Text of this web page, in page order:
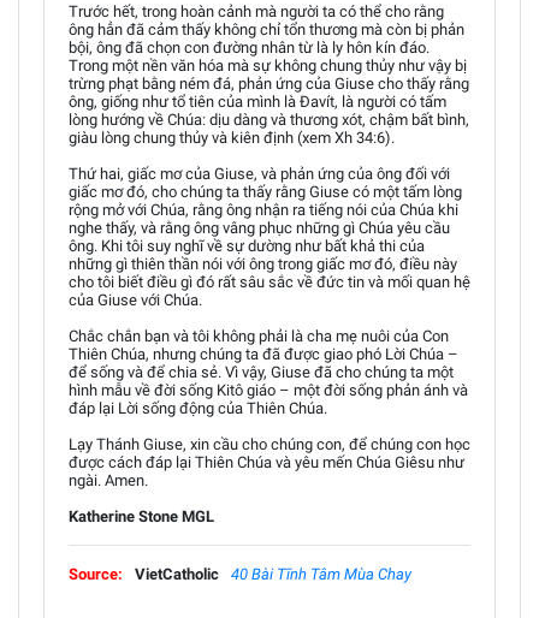
Trước hết, trong hoàn cảnh mà người ta có thể cho rằng
ông hẳn đã cảm thấy không chỉ tổn thương mà còn bị phản
bội, ông đã chọn con đường nhân từ là ly hôn kín đáo.
Trong một nền văn hóa mà sự không chung thủy như vậy bị
trừng phạt bằng ném đá, phản ứng của Giuse cho thấy rằng
ông, giống như tổ tiên của mình là Đavít, là người có tấm
lòng hướng về Chúa: dịu dàng và thương xót, chậm bất bình,
giàu lòng chung thủy và kiên định (xem Xh 34:6).
Thứ hai, giấc mơ của Giuse, và phản ứng của ông đối với
giấc mơ đó, cho chúng ta thấy rằng Giuse có một tấm lòng
rộng mở với Chúa, rằng ông nhận ra tiếng nói của Chúa khi
nghe thấy, và rằng ông vâng phục những gì Chúa yêu cầu
ông. Khi tôi suy nghĩ về sự dường như bất khả thi của
những gì thiên thần nói với ông trong giấc mơ đó, điều này
cho tôi biết điều gì đó rất sâu sắc về đức tin và mối quan hệ
của Giuse với Chúa.
Chắc chắn bạn và tôi không phải là cha mẹ nuôi của Con
Thiên Chúa, nhưng chúng ta đã được giao phó Lời Chúa –
để sống và để chia sẻ. Vì vậy, Giuse đã cho chúng ta một
hình mẫu về đời sống Kitô giáo – một đời sống phản ánh và
đáp lại Lời sống động của Thiên Chúa.
Lạy Thánh Giuse, xin cầu cho chúng con, để chúng con học
được cách đáp lại Thiên Chúa và yêu mến Chúa Giêsu như
ngài. Amen.
Katherine Stone MGL
Source: VietCatholic 40 Bài Tĩnh Tâm Mùa Chay